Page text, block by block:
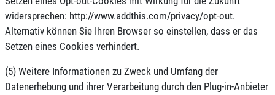
widersprechen: http://www.addthis.com/privacy/opt-out.
Alternativ können Sie Ihren Browser so einstellen, dass er das
Setzen eines Cookies verhindert.
(5) Weitere Informationen zu Zweck und Umfang der
Datenerhebung und ihrer Verarbeitung durch den Plug-in-Anbieter